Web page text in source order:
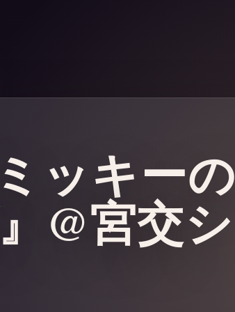
ッキーの
@宮交シ